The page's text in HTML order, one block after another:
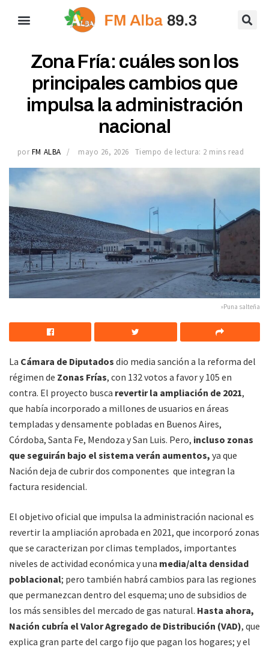
Zona Fría: cuáles son los
principales cambios que
impulsa la administración
nacional
por FM ALBA mayo 26, 2026 Tiempo de lectura: 2 mins read
»Puna salteña
La Cámara de Diputados dio media sanción a la reforma del
régimen de Zonas Frías, con 132 votos a favor y 105 en
contra. El proyecto busca revertir la ampliación de 2021,
que había incorporado a millones de usuarios en áreas
templadas y densamente pobladas en Buenos Aires,
Córdoba, Santa Fe, Mendoza y San Luis. Pero, incluso zonas
que seguirán bajo el sistema verán aumentos, ya que
Nación deja de cubrir dos componentes que integran la
factura residencial.
El objetivo oficial que impulsa la administración nacional es
revertir la ampliación aprobada en 2021, que incorporó zonas
que se caracterizan por climas templados, importantes
niveles de actividad económica y una media/alta densidad
poblacional; pero también habrá cambios para las regiones
que permanezcan dentro del esquema; uno de subsidios de
los más sensibles del mercado de gas natural. Hasta ahora,
Nación cubría el Valor Agregado de Distribución (VAD), que
explica gran parte del cargo fijo que pagan los hogares; y el